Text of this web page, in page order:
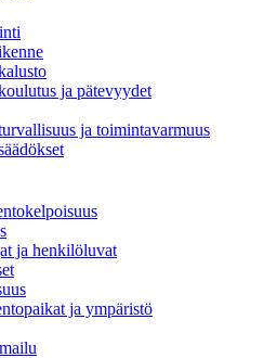
ja pätevyydet
ja toimintavarmuus
ja henkilöluvat
ja ympäristö